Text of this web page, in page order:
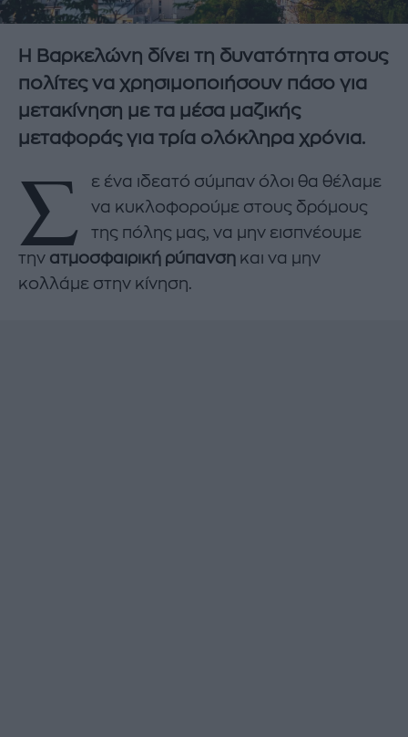
Η Βαρκελώνη δίνει τη δυνατότητα στους
πολίτες να χρησιμοποιήσουν πάσο για
μετακίνηση με τα μέσα μαζικής
μεταφοράς για τρία ολόκληρα χρόνια.
Σ
ε ένα ιδεατό σύμπαν όλοι θα θέλαμε
να κυκλοφορούμε στους δρόμους
της πόλης μας, να μην εισπνέουμε
την ατμοσφαιρική ρύπανση και να μην
κολλάμε στην κίνηση.